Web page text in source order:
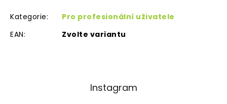
Kategorie:
Pro profesionální uživatele
EAN: Zvolte variantu
Instagram